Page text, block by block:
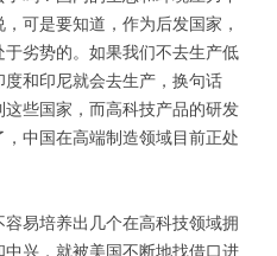
可是要知道，作为后发国家，
劣势的。如果我们不去生产低
和印尼就会去生产，换句话
些国家，而高科技产品的研发
中国在高端制造领域目前正处
易培养出几个在高科技领域拥
兴，就被美国不断地找借口进